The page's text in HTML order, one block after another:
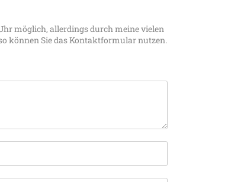
möglich, allerdings durch meine vielen
können Sie das Kontaktformular nutzen.